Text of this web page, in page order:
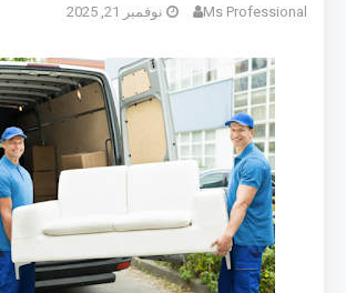
Ms Professional نوفمبر 21, 2025